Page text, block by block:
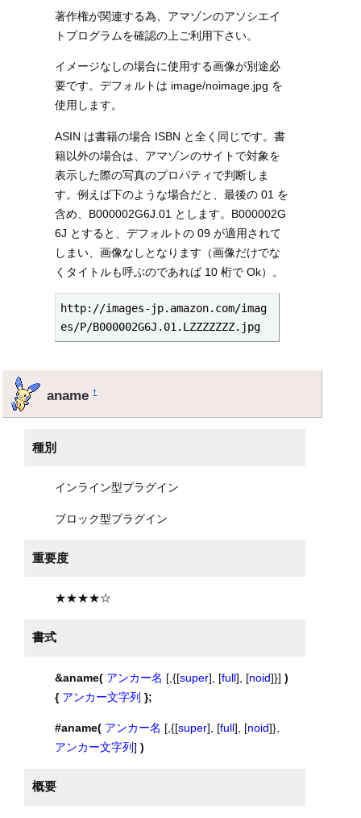
著作権が関連する為、アマゾンのアソシエイ
トプログラムを確認の上ご利用下さい。
イメージなしの場合に使用する画像が別途必
要です。デフォルトは image/noimage.jpg を
使用します。
ASIN は書籍の場合 ISBN と全く同じです。書
籍以外の場合は、アマゾンのサイトで対象を
表示した際の写真のプロパティで判断しま
す。例えば下のような場合だと、最後の 01 を
含め、B000002G6J.01 とします。B000002G
6J とすると、デフォルトの 09 が適用されて
しまい、画像なしとなります（画像だけでな
くタイトルも呼ぶのであれば 10 桁で Ok）。
http://images-jp.amazon.com/imag
es/P/B000002G6J.01.LZZZZZZZ.jpg
aname†
種別
インライン型プラグイン
ブロック型プラグイン
重要度
★★★★☆
書式
&aname( アンカー名 [,{[super], [full], [noid]}])
{ アンカー文字列 };
#aname( アンカー名 [,{[super], [full], [noid]},
アンカー文字列])
概要